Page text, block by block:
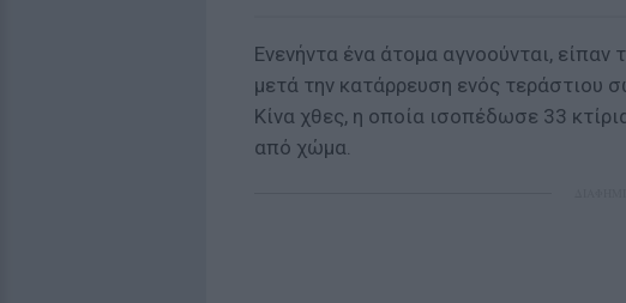
Ενενήντα ένα άτομα αγνοούνται,
μετά την κατάρρευση ενός τεράστιου
Κίνα χθες, η οποία ισοπέδωσε 33
από χώμα.